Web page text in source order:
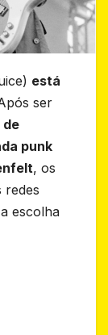
está
ser
de
punk
, os
redes
escolha